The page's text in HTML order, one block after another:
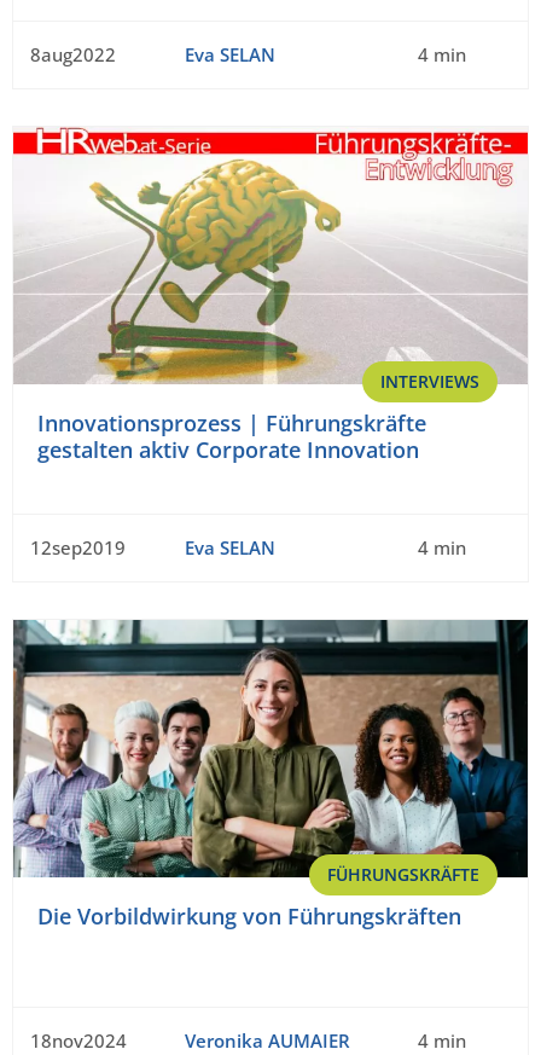
8aug2022 Eva SELAN 4 min
INTERVIEWS
Innovationsprozess | Führungskräfte
gestalten aktiv Corporate Innovation
12sep2019 Eva SELAN 4 min
FÜHRUNGSKRÄFTE
Die Vorbildwirkung von Führungskräften
18nov2024 Veronika AUMAIER 4 min